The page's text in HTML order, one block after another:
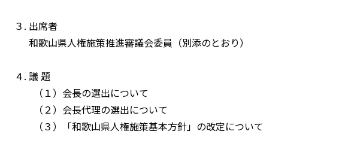
３. 出席者
和歌山県人権施策推進審議会委員（別添のとおり）
４. 議 題
（１）会長の選出について
（２）会長代理の選出について
（３）「和歌山県人権施策基本方針」の改定について